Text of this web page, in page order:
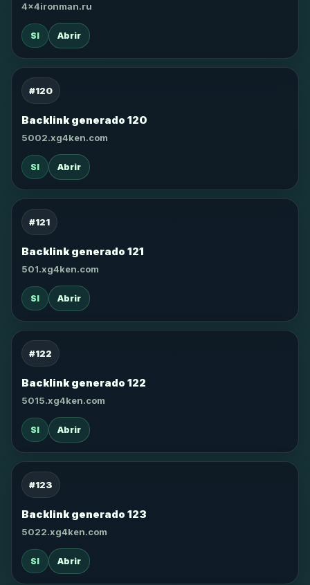
4x4ironman.ru
SI Abrir
#120
Backlink generado 120
5002.xg4ken.com
SI Abrir
#121
Backlink generado 121
501.xg4ken.com
SI Abrir
#122
Backlink generado 122
5015.xg4ken.com
SI Abrir
#123
Backlink generado 123
5022.xg4ken.com
SI Abrir